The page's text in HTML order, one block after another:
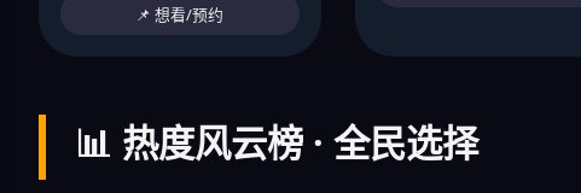
📌 想看/预约
📊 热度风云榜 · 全民选择